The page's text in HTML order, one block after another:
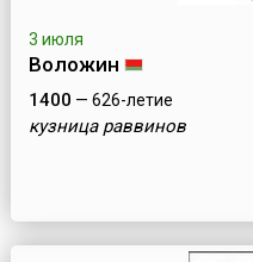
3 июля
Воложин
1400 — 626-летие
кузница раввинов